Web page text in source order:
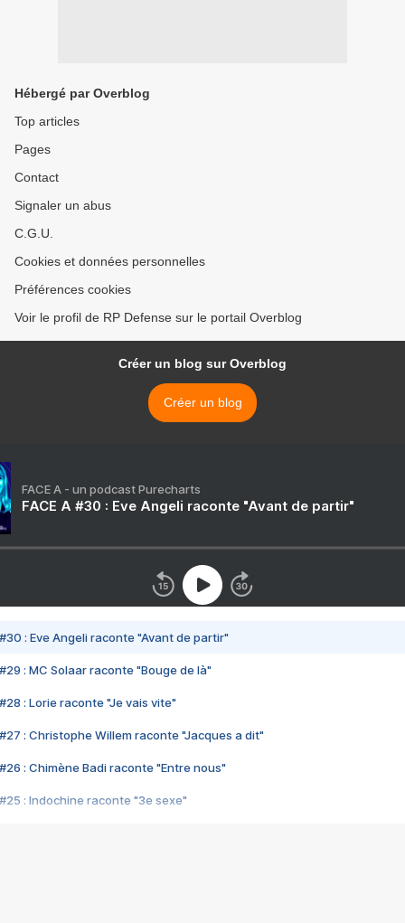
Hébergé par Overblog
Top articles
Pages
Contact
Signaler un abus
C.G.U.
Cookies et données personnelles
Préférences cookies
Voir le profil de RP Defense sur le portail Overblog
Créer un blog sur Overblog
Créer un blog
FACE A - un podcast Purecharts
FACE A #30 : Eve Angeli raconte "Avant de partir"
#30 : Eve Angeli raconte "Avant de partir"
#29 : MC Solaar raconte "Bouge de là"
#28 : Lorie raconte "Je vais vite"
#27 : Christophe Willem raconte "Jacques a dit"
#26 : Chimène Badi raconte "Entre nous"
#25 : Indochine raconte "3e sexe"